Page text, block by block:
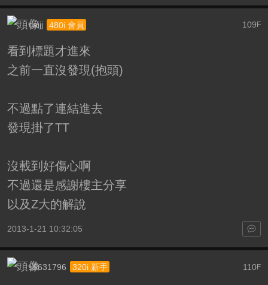
109 F
caijj 480i 會員
看到標題才進來
之前一直沒發現(抱頭)
不過點了連結進去
發現掛了TT
沒載到好傷心啊
不過還是感謝樓主分享
以及Z大的解說
2013-1-21 10:32:05
110F
s5631796 320i 新手